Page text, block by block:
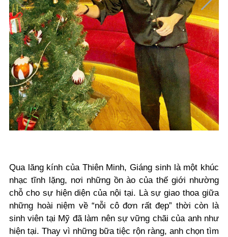
Qua lăng kính của Thiên Minh, Giáng sinh là một khúc
nhạc tĩnh lặng, nơi những ồn ào của thế giới nhường
chỗ cho sự hiện diện của nội tại. Là sự giao thoa giữa
những hoài niệm về “nỗi cô đơn rất đẹp” thời còn là
sinh viên tại Mỹ đã làm nên sự vững chãi của anh như
hiện tại. Thay vì những bữa tiệc rộn ràng, anh chọn tìm